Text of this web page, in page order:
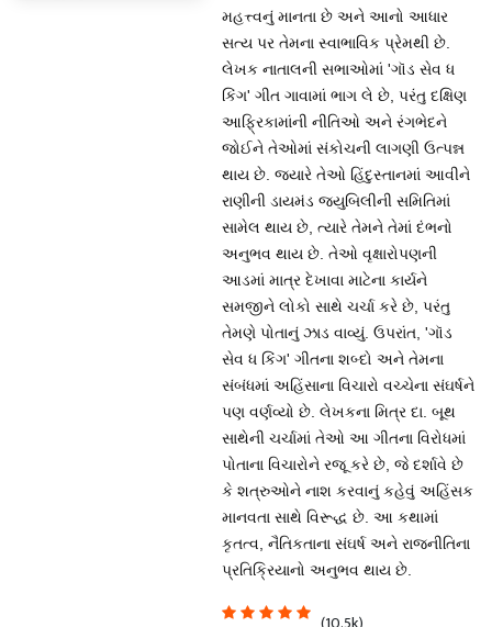
મહત્ત્વનું માનતા છે અને આનો આધાર
સત્ય પર તેમના સ્વાભાવિક પ્રેમથી છે.
લેખક નાતાલની સભાઓમાં 'ગૉડ સેવ ધ
કિંગ' ગીત ગાવામાં ભાગ લે છે, પરંતુ દક્ષિણ
આફ્રિકામાંની નીતિઓ અને રંગભેદને
જોઈને તેઓમાં સંકોચની લાગણી ઉત્પન્ન
થાય છે. જ્યારે તેઓ હિંદુસ્તાનમાં આવીને
રાણીની ડાયમંડ જ્યુબિલીની સમિતિમાં
સામેલ થાય છે, ત્યારે તેમને તેમાં દંભનો
અનુભવ થાય છે. તેઓ વૃક્ષારોપણની
આડમાં માત્ર દેખાવા માટેના કાર્યને
સમજીને લોકો સાથે ચર્ચા કરે છે, પરંતુ
તેમણે પોતાનું ઝાડ વાવ્યું. ઉપરાંત, 'ગૉડ
સેવ ધ કિંગ' ગીતના શબ્દો અને તેમના
સંબંધમાં અહિંસાના વિચારો વચ્ચેના સંઘર્ષને
પણ વર્ણવ્યો છે. લેખકના મિત્ર દા. બૂથ
સાથેની ચર્ચામાં તેઓ આ ગીતના વિરોધમાં
પોતાના વિચારોને રજૂ કરે છે, જે દર્શાવે છે
કે શત્રુઓને નાશ કરવાનું કહેવું અહિંસક
માનવતા સાથે વિરૂદ્ધ છે. આ કથામાં
કૃતત્વ, નૈતિકતાના સંઘર્ષ અને રાજનીતિના
પ્રતિક્રિયાનો અનુભવ થાય છે.